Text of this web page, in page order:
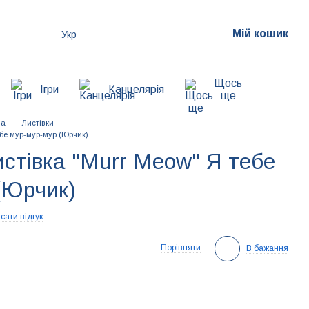
Укр Мій кошик
Ігри Канцелярія
Щось
ще
Листівки
мур-мур-мур (Юрчик)
"Murr Meow" Я тебе
відгук
Порівняти В бажання